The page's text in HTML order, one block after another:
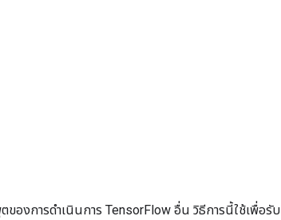
องการดำเนินการ TensorFlow อื่น วิธีการนี้ใช้เพื่อรับ